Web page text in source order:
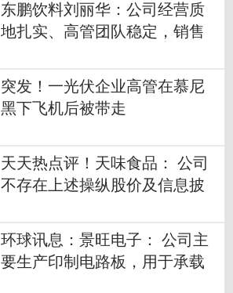
东鹏饮料刘丽华：公司经营质
地扎实、高管团队稳定，销售
突发！一光伏企业高管在慕尼
黑下飞机后被带走
天天热点评！天味食品： 公司
不存在上述操纵股价及信息披
环球讯息：景旺电子： 公司主
要生产印制电路板，用于承载